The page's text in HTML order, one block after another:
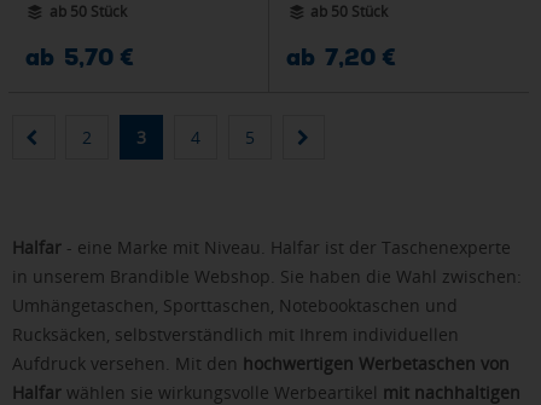
ab 50 Stück
ab 5,70 €
ab 50 Stück
ab 7,20 €
2 3 4 5
Halfar - eine Marke mit Niveau. Halfar ist der Taschenexperte
in unserem Brandible Webshop. Sie haben die Wahl zwischen:
Umhängetaschen, Sporttaschen, Notebooktaschen und
Rucksäcken, selbstverständlich mit Ihrem individuellen
Aufdruck versehen. Mit den hochwertigen Werbetaschen von
Halfar wählen sie wirkungsvolle Werbeartikel mit nachhaltigen